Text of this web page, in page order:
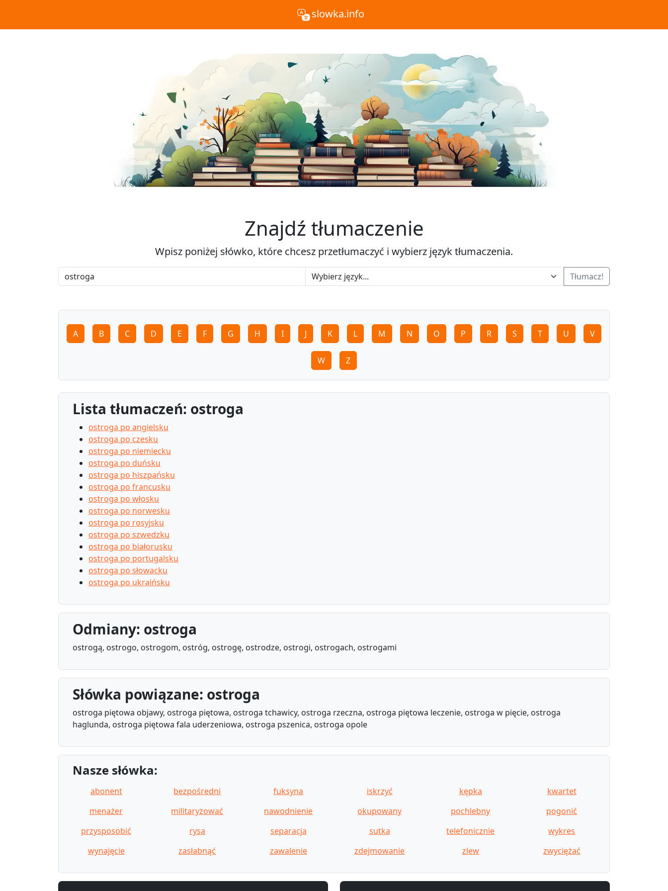
slowka.info
Znajdź tłumaczenie
Wpisz poniżej słówko, które chcesz przetłumaczyć i wybierz język tłumaczenia.
Tłumacz!
A B C D E F G H I J K L M N O P R S T U V
W Z
Lista tłumaczeń: ostroga
ostroga po angielsku
ostroga po czesku
ostroga po niemiecku
ostroga po duńsku
ostroga po hiszpańsku
ostroga po francusku
ostroga po włosku
ostroga po norwesku
ostroga po rosyjsku
ostroga po szwedzku
ostroga po białorusku
ostroga po portugalsku
ostroga po słowacku
ostroga po ukraińsku
Odmiany: ostroga
ostrogą, ostrogo, ostrogom, ostróg, ostrogę, ostrodze, ostrogi, ostrogach, ostrogami
Słówka powiązane: ostroga
ostroga piętowa objawy, ostroga piętowa, ostroga tchawicy, ostroga rzeczna, ostroga piętowa leczenie, ostroga w pięcie, ostroga
haglunda, ostroga piętowa fala uderzeniowa, ostroga pszenica, ostroga opole
Nasze słówka:
abonent bezpośredni fuksyna iskrzyć kępka
kwartet
menażer
militaryzować nawodnienie okupowany pochlebny
pogonić
przysposobić
rysa separacja sutka telefonicznie
wykres
wynajęcie
zasłabnąć zawalenie zdejmowanie zlew zwyciężać